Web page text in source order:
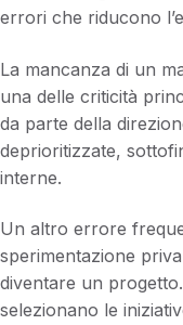
errori che riducono
La mancanza di un
una delle criticità
da parte della
deprioritizzate,
interne.
Un altro errore
sperimentazione
diventare un
selezionano le